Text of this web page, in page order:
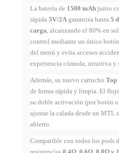
La batería de 1500 mAh junto
rápida 5V/2A garantiza hasta 5
carga , alcanzando el 80% en
control mediante un único
del menú y evita accesos
experiencia cómoda, intuitiva y
Además, su nuevo cartucho Top
de forma rápida y limpia. El
su doble activación (por botón
ajustar la calada desde un MTL
abierto.
Compatible con todos los pods